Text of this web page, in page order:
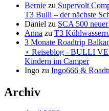
Bernie zu Supervolt
T3 Bulli – der nächste
Daniel zu SCA 500
Anna zu T3
3 Monate Roadtrip
⋆ Reiseblog - BULLI
Kindern im Camper
Ingo zu Ingo666 &
Archiv